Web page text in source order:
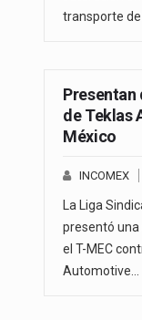
transporte
Presentan
de Teklas
México
INCOMEX
La Liga
presentó una
el T-MEC
Automotive…